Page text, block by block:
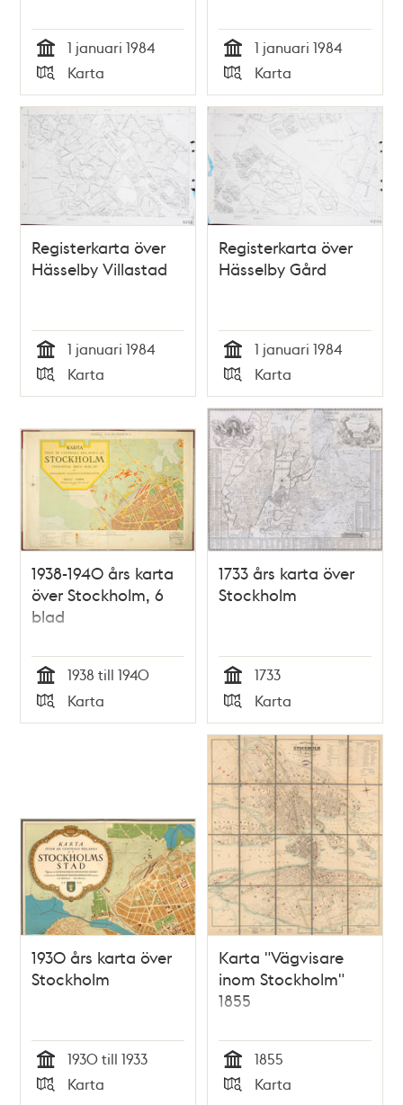
Tid
1 januari 1984
Typ
Karta Tid
1 januari 1984
Typ
Karta
Registerkarta över
Hässelby Villastad
Tid
1 januari 1984
Typ
Karta
Registerkarta över
Hässelby Gård
Tid
1 januari 1984
Typ
Karta
1938-1940 års karta
över Stockholm, 6
blad
Tid
1938 till 1940
Typ
Karta
1733 års karta över
Stockholm
Tid
1733
Typ
Karta
1930 års karta över
Stockholm
Tid
1930 till 1933
Karta
Karta "Vägvisare
inom Stockholm"
1855
Tid
1855
Karta